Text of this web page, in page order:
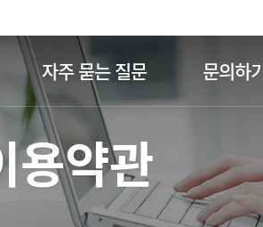
자주 묻는 질문 문의하
용약관